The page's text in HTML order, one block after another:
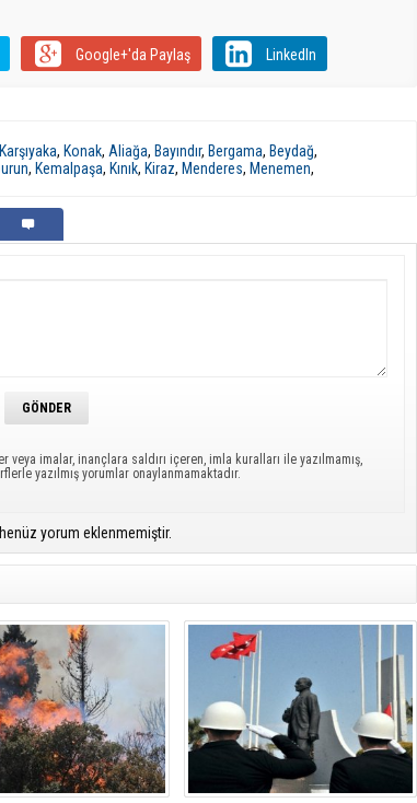
Google+'da Paylaş LinkedIn
Karşıyaka, Konak, Aliağa, Bayındır, Bergama, Beydağ,
, Kemalpaşa, Kınık, Kiraz, Menderes, Menemen,
imalar, inançlara saldırı içeren, imla kuralları ile yazılmamış,
yazılmış yorumlar onaylanmamaktadır.
yorum eklenmemiştir.